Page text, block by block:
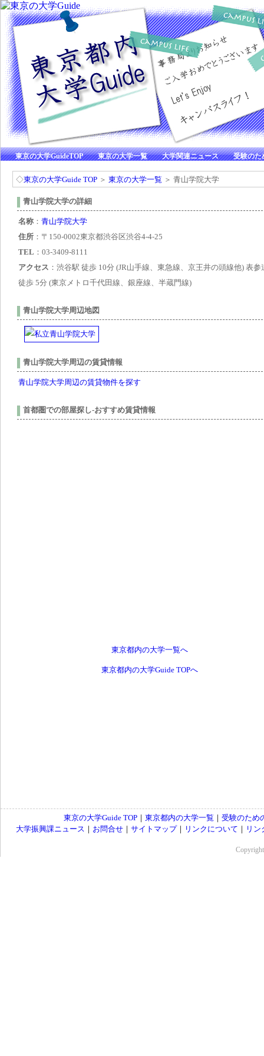
東京の大学GuideTOP 東京の大学一覧 大学関連ニュース 受験のた
◇東京の大学Guide TOP ＞ 東京の大学一覧 ＞ 青山学院大学
青山学院大学の詳細
名称 ： 青山学院大学
住所 ：〒150-0002東京都渋谷区渋谷4-4-25
TEL ：03-3409-8111
アクセス ：渋谷駅 徒歩 10分 (JR山手線、東急線、京王井の頭線他) 表参
徒歩 5分 (東京メトロ千代田線、銀座線、半蔵門線)
青山学院大学周辺地図
青山学院大学周辺の賃貸情報
青山学院大学周辺の賃貸物件を探す
首都圏での部屋探し-おすすめ賃貸情報
東京都内の大学一覧へ
東京都内の大学Guide TOPへ
東京の大学Guide TOP｜ 東京都内の大学一覧 ｜ 受験のため
大学振興課ニュース ｜ お問合せ ｜ サイトマップ｜ リンクについて ｜ リン